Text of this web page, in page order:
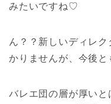
みたいですね♡
ん？？新しいディレ
かりませんが、今後と
バレエ団の層が厚いと